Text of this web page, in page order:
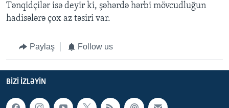
Tənqidçilər isə deyir ki, şəhərdə hərbi mövcudluğun
hadisələrə çox az təsiri var.
Paylaş Follow us
BIZI IZLƏYIN